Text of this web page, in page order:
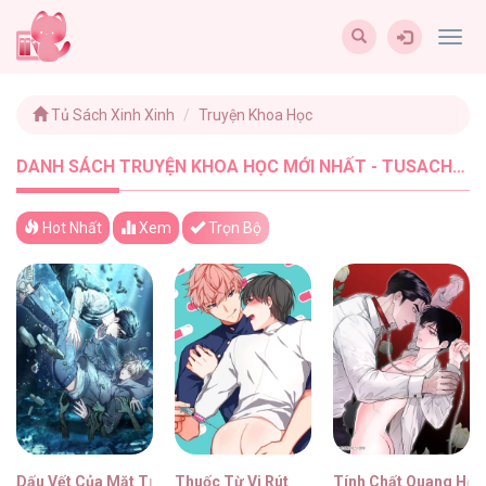
Tủ Sách Xinh Xinh Truyện Khoa Học
DANH SÁCH TRUYỆN KHOA HỌC MỚI NHẤT - TUSACHXINHXINH (11)
Hot Nhất Xem Trọn Bộ
Dấu Vết Của Mặt Trời Thuốc Từ Vi Rút Tính Chất Quang Học